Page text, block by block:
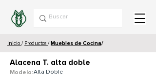
Inicio / Productos / Muebles de Cocina/
Alacena T. alta doble
Modelo:Alta Doble